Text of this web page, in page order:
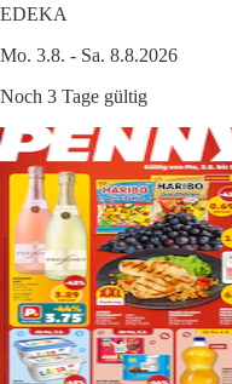
EDEKA
Mo. 3.8. - Sa. 8.8.2026
Noch 3 Tage gültig